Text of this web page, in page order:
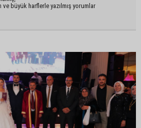
büyük harflerle yazılmış yorumlar